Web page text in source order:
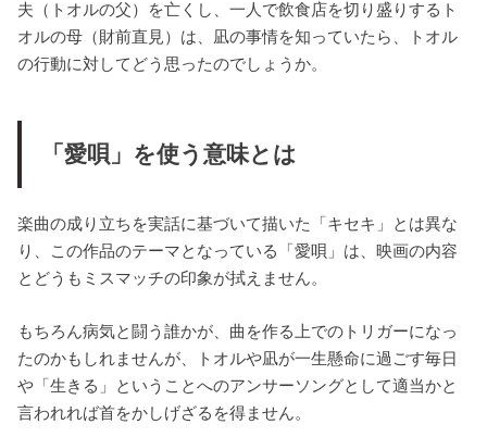
夫（トオルの父）を亡くし、一人で飲食店を切り盛りするト
オルの母（財前直見）は、凪の事情を知っていたら、トオル
の行動に対してどう思ったのでしょうか。
「愛唄」を使う意味とは
楽曲の成り立ちを実話に基づいて描いた「キセキ」とは異な
り、この作品のテーマとなっている「愛唄」は、映画の内容
とどうもミスマッチの印象が拭えません。
もちろん病気と闘う誰かが、曲を作る上でのトリガーになっ
たのかもしれませんが、トオルや凪が一生懸命に過ごす毎日
や「生きる」ということへのアンサーソングとして適当かと
言われれば首をかしげざるを得ません。